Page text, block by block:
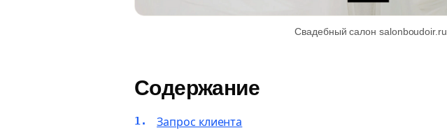
Свадебный салон salonboudoir.ru
Содержание
Запрос клиента